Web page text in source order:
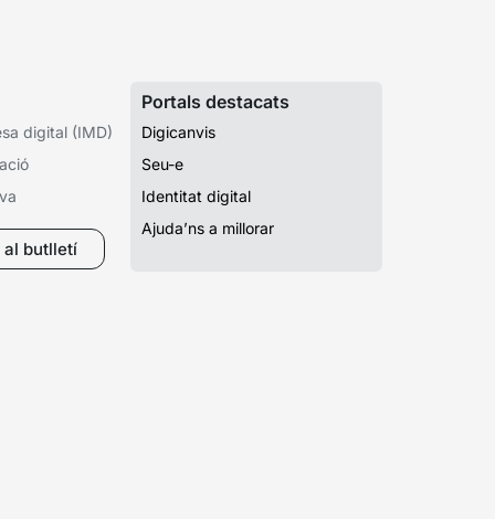
digital (IMD)
butlletí
Portals destacats
Digicanvis
Seu-e
Identitat digital
Ajuda’ns a millorar